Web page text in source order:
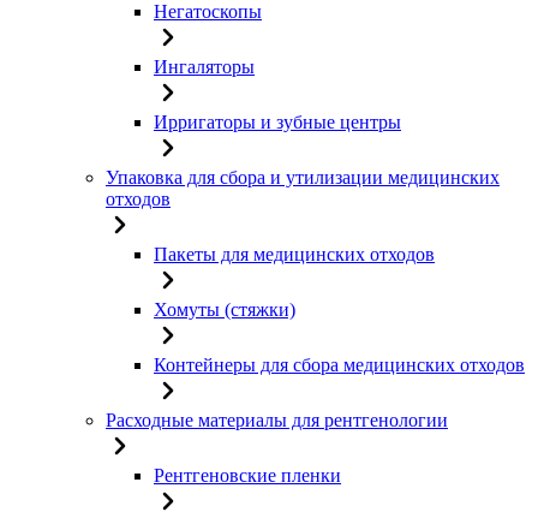
Негатоскопы
Ингаляторы
Ирригаторы и зубные центры
Упаковка для сбора и утилизации медицинских
отходов
Пакеты для медицинских отходов
Хомуты (стяжки)
Контейнеры для сбора медицинских отходов
Расходные материалы для рентгенологии
Рентгеновские пленки